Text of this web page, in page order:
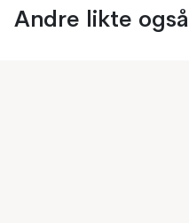
Andre likte også